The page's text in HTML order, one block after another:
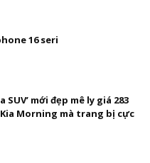
16 seri
SUV’ mới đẹp mê ly giá 283
Morning mà trang bị cực